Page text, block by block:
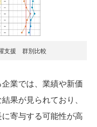
支援 群別比較
業では、業績や新価
果が見られており、
寄与する可能性が高